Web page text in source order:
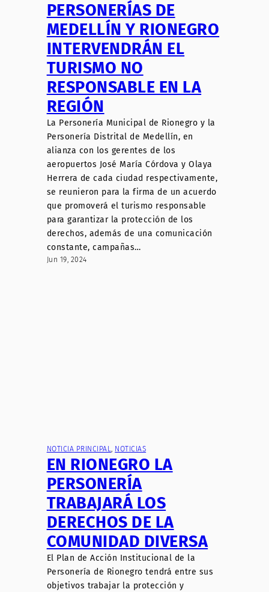
PERSONERÍAS DE
MEDELLÍN Y RIONEGRO
INTERVENDRÁN EL
TURISMO NO
RESPONSABLE EN LA
REGIÓN
La Personería Municipal de Rionegro y la
Personería Distrital de Medellín, en
alianza con los gerentes de los
aeropuertos José María Córdova y Olaya
Herrera de cada ciudad respectivamente,
se reunieron para la firma de un acuerdo
que promoverá el turismo responsable
para garantizar la protección de los
derechos, además de una comunicación
constante, campañas…
Jun 19, 2024
NOTICIA PRINCIPAL, NOTICIAS
EN RIONEGRO LA
PERSONERÍA
TRABAJARÁ LOS
DERECHOS DE LA
COMUNIDAD DIVERSA
El Plan de Acción Institucional de la
Personería de Rionegro tendrá entre sus
objetivos trabajar la protección y